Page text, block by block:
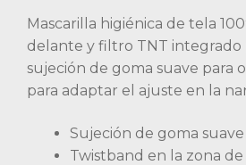
Mascarilla higiénica de tela
delante y filtro TNT integrado
sujeción de goma suave para
para adaptar el ajuste en la
Sujeción de goma suave
Twistband en la zona de